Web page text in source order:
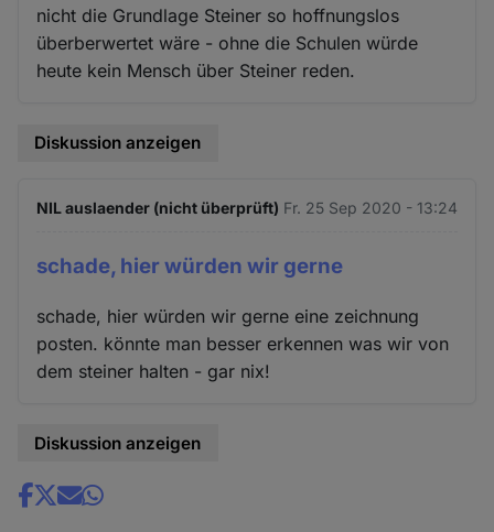
nicht die Grundlage Steiner so hoffnungslos
überberwertet wäre - ohne die Schulen würde
heute kein Mensch über Steiner reden.
Diskussion anzeigen
NIL auslaender (nicht überprüft) Fr. 25 Sep 2020 - 13:24
schade, hier würden wir gerne
schade, hier würden wir gerne eine zeichnung
posten. könnte man besser erkennen was wir von
dem steiner halten - gar nix!
Diskussion anzeigen
Share